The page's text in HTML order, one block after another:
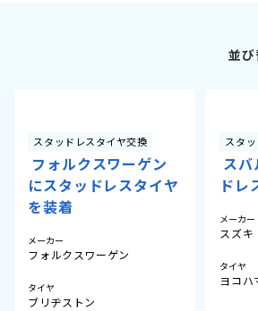
並び
スタッドレスタイヤ交換
フォルクスワーゲン
にスタッドレスタイヤ
を装着
メーカー
フォルクスワーゲン
タイヤ
ブリヂストン
スタ
スバ
ドレ
メーカー
スズキ
タイヤ
ヨコハ